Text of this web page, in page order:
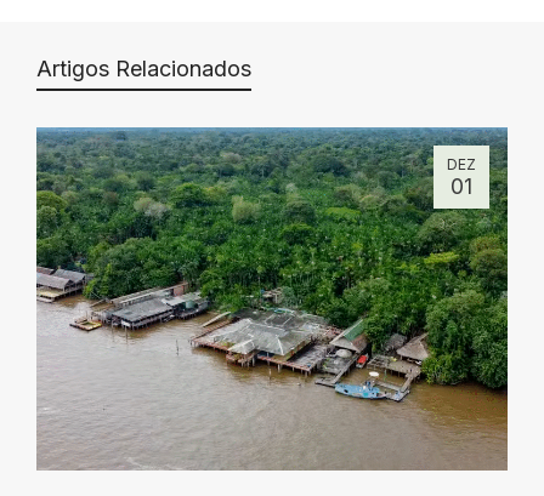
Artigos Relacionados
DEZ
01